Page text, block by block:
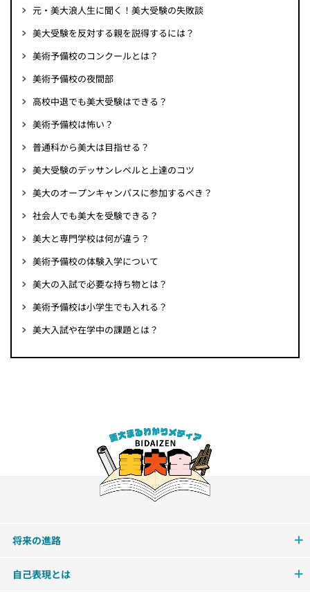
元・美大浪人生に聞く！美大受験の失敗談
美大受験を反対する親を説得するには？
美術予備校のコンクールとは？
美術予備校の夜間部
高校中退でも美大受験はできる？
美術予備校は怖い？
普通科から美大は目指せる？
美大受験のデッサンレベルと上達のコツ
美大のオープンキャンパスに参加するべき？
社会人でも美大を受験できる？
美大と専門学校は何が違う？
美術予備校の体験入学について
美大の入試で必要な持ち物とは？
美術予備校は小学生でも入れる？
美大入試や在学中の課題とは？
将来の進路
自己表現とは